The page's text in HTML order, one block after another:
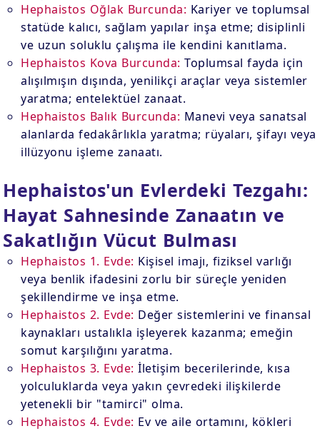
Hephaistos Oğlak Burcunda: Kariyer ve toplumsal
statüde kalıcı, sağlam yapılar inşa etme; disiplinli
ve uzun soluklu çalışma ile kendini kanıtlama.
Hephaistos Kova Burcunda: Toplumsal fayda için
alışılmışın dışında, yenilikçi araçlar veya sistemler
yaratma; entelektüel zanaat.
Hephaistos Balık Burcunda: Manevi veya sanatsal
alanlarda fedakârlıkla yaratma; rüyaları, şifayı veya
illüzyonu işleme zanaatı.
Hephaistos'un Evlerdeki Tezgahı:
Hayat Sahnesinde Zanaatın ve
Sakatlığın Vücut Bulması
Hephaistos 1. Evde: Kişisel imajı, fiziksel varlığı
veya benlik ifadesini zorlu bir süreçle yeniden
şekillendirme ve inşa etme.
Hephaistos 2. Evde: Değer sistemlerini ve finansal
kaynakları ustalıkla işleyerek kazanma; emeğin
somut karşılığını yaratma.
Hephaistos 3. Evde: İletişim becerilerinde, kısa
yolculuklarda veya yakın çevredeki ilişkilerde
yetenekli bir "tamirci" olma.
Hephaistos 4. Evde: Ev ve aile ortamını, kökleri